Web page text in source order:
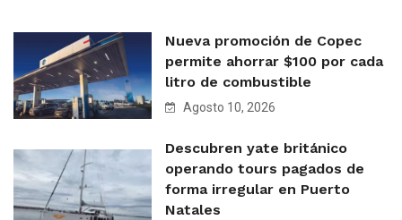
Nueva promoción de Copec
permite ahorrar $100 por cada
litro de combustible
Agosto 10, 2026
Descubren yate británico
operando tours pagados de
forma irregular en Puerto
Natales